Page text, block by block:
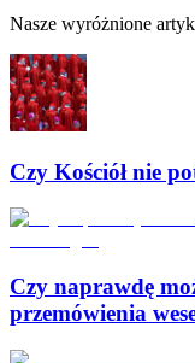
Nasze wyróżnione
Czy Kościół nie
Czy naprawdę
przemówienia